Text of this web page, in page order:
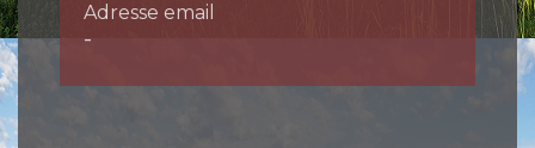
Adresse email
-